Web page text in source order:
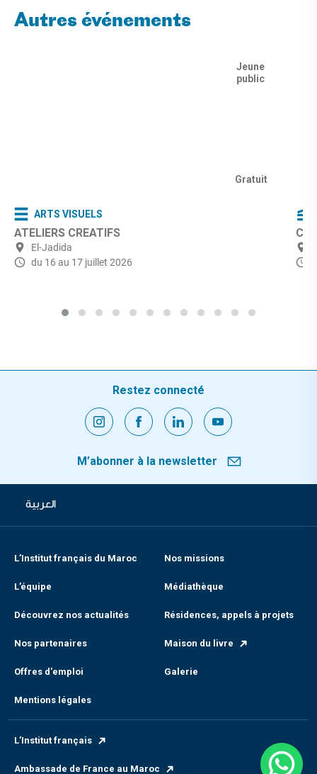
Autres événements
Gratuit
Jeune
public
ARTS VISUELS
ATELIERS CREATIFS
El-Jadida
du 16 au 17 juillet 2026
Restez connecté
M’abonner à la newsletter
العربية
L’Institut français du Maroc Nos missions
L’équipe Médiathèque
Découvrez nos actualités Résidences, appels à projets
Nos partenaires Maison du livre
Offres d'emploi Galerie
Mentions légales
L’Institut français
Ambassade de France au Maroc